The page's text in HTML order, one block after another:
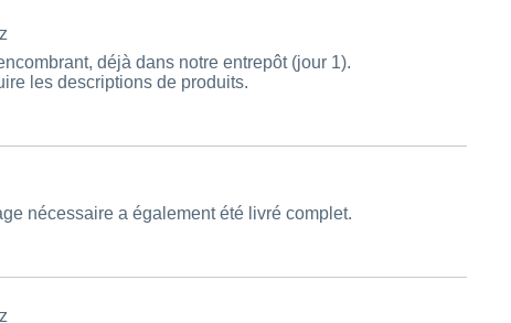
déjà dans notre entrepôt (jour 1).
les descriptions de produits.
nécessaire a également été livré complet.